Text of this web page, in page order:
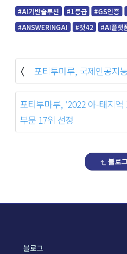
#AI기반솔루션 #1등급 #GS인증
#ANSWERINGAI
#챗42 #AI플랫
포티투마루, 국제인공지
블로그
포티투마루, '2022 아-태지역
부문 17위 선정
블로그